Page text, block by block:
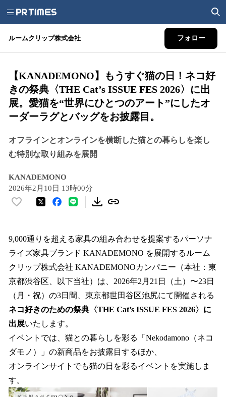
ルームクリップ株式会社 フォロー
【KANADEMONO】もうすぐ猫の日！ネコ好
きの祭典〈THE Cat’s ISSUE FES 2026〉に出
展。愛猫を“世界にひとつのアート”にしたオ
ーダーラグとバッグをお披露目。
オフラインとオンラインを横断した猫との暮らしを楽し
む特別な取り組みを展開
KANADEMONO
2026年2月10日 13時00分
い
！
数
を
読
み
込
み
中
で
す
9,000通りを超える家具の組み合わせを提案するパーソナ
ライズ家具ブランド KANADEMONO を展開するルーム
クリップ株式会社 KANADEMONOカンパニー（本社：東
京都渋谷区、以下当社）は、2026年2月21日（土）〜23日
（月・祝）の3日間、東京都世田谷区池尻にて開催される
ネコ好きのための祭典〈THE Cat’s ISSUE FES 2026〉に
出展いたします。
イベントでは、猫との暮らしを彩る「Nekodamono（ネコ
ダモノ）」の新商品をお披露目するほか、
オンラインサイトでも猫の日を彩るイベントを実施しま
す。